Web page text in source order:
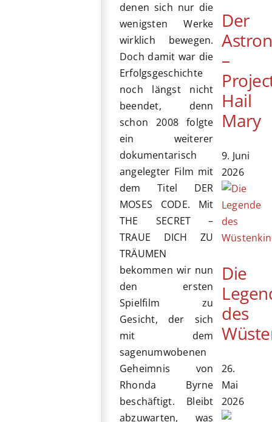
denen sich nur die
wenigsten Werke
wirklich bewegen.
Doch damit war die
Erfolgsgeschichte
noch längst nicht
beendet, denn
schon 2008 folgte
ein weiterer
dokumentarisch
angelegter Film mit
dem Titel DER
MOSES CODE. Mit
THE SECRET –
TRAUE DICH ZU
TRÄUMEN
bekommen wir nun
den ersten
Spielfilm zu
Gesicht, der sich
mit dem
sagenumwobenen
Geheimnis von
Rhonda Byrne
beschäftigt. Bleibt
abzuwarten, was
Der
–
Hail
Mary
9. Juni
2026
Die
des
26.
Mai
2026